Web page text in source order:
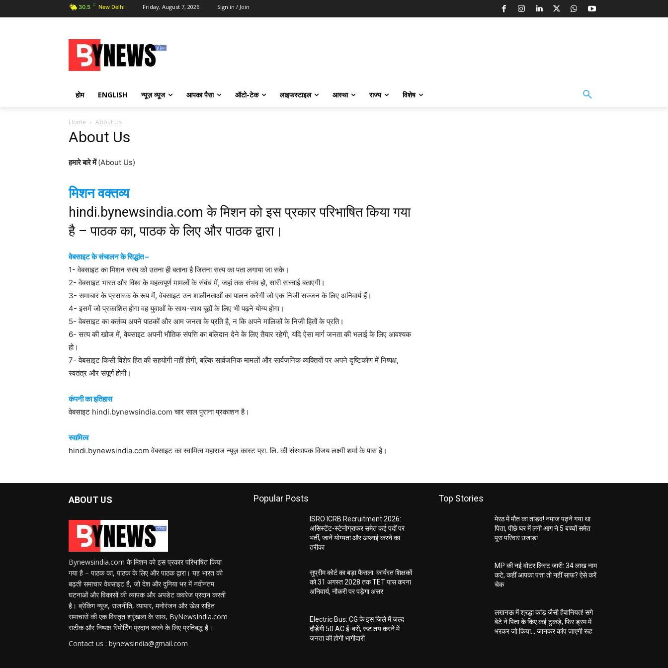
30.5 C New Delhi Friday, August 7, 2026 Sign in / Join
होम ENGLISH न्यूज़ व्यूज आपका पैसा ऑटो-टेक लाइफस्टाइल आस्था राज्य विशेष
Home About Us
About Us
हमारे बारे में(About Us)
मिशन वक्तव्य
hindi.bynewsindia.com के मिशन को इस प्रकार परिभाषित किया गया
है – पाठक का, पाठक के लिए और पाठक द्वारा।
वेबसाइट के संचालन के सिद्धांत –
1- वेबसाइट का मिशन सत्य को उतना ही बताना है जितना सत्य का पता लगाया जा सके।
2- वेबसाइट भारत और विश्व के महत्वपूर्ण मामलों के संबंध में, जहां तक संभव हो, सारी सच्चाई बताएगी।
3- समाचार के प्रसारक के रूप में, वेबसाइट उन शालीनताओं का पालन करेगी जो एक निजी सज्जन के लिए अनिवार्य हैं।
4- इसमें जो प्रकाशित होगा वह युवाओं के साथ-साथ बूढ़ों के लिए भी पढ़ने योग्य होगा।
5- वेबसाइट का कर्तव्य अपने पाठकों और आम जनता के प्रति है, न कि अपने मालिकों के निजी हितों के प्रति।
6- सत्य की खोज में, वेबसाइट अपनी भौतिक संपत्ति का बलिदान देने के लिए तैयार रहेगी, यदि ऐसा मार्ग जनता की भलाई के लिए आवश्यक
हो।
7- वेबसाइट किसी विशेष हित की सहयोगी नहीं होगी, बल्कि सार्वजनिक मामलों और सार्वजनिक व्यक्तियों पर अपने दृष्टिकोण में निष्पक्ष,
स्वतंत्र और संपूर्ण होगी।
कंपनी का इतिहास
वेबसाइट hindi.bynewsindia.com चार साल पुराना प्रकाशन है।
स्वामित्व
hindi.bynewsindia.com वेबसाइट का स्वामित्व महाराज न्यूज़ कास्ट प्रा. लि. की संस्थापक विजय लक्ष्मी शर्मा के पास है।
ABOUT US
Bynewsindia.com के मिशन को इस प्रकार परिभाषित किया
गया है – पाठक का, पाठक के लिए और पाठक द्वारा। यह भारत की
बढ़ती समाचार वेबसाइट है, जो देश और दुनिया भर में नवीनतम
घटनाओं और विकासों की व्यापक और अपडेट कवरेज प्रदान करती
है। ब्रेकिंग न्यूज, राजनीति, व्यापार, मनोरंजन और खेल सहित
समाचारों की एक विस्तृत श्रृंखला के साथ, ByNewsIndia.com
सटीक और निष्पक्ष रिपोर्टिंग प्रदान करने के लिए प्रतिबद्ध है।
Contact us : bynewsindia@gmail.com
Popular Posts
ISRO ICRB Recruitment 2026:
असिस्टेंट-स्टेनोग्राफर समेत कई पदों पर
भर्ती, जानें योग्यता और अप्लाई करने का
तरीका
सुप्रीम कोर्ट का बड़ा फैसला: कार्यरत शिक्षकों
को 31 अगस्त 2028 तक TET पास करना
अनिवार्य, नौकरी पर पड़ेगा असर
Electric Bus: CG के इस जिले में जल्द
दौड़ेंगी 50 AC ई-बसें, रूट तय करने में
जनता की होगी भागीदारी
Top Stories
मेरठ में मौत का तांडव! नमाज पढ़ने गया था
पिता, पीछे घर में लगी आग ने 5 बच्चों समेत
पूरा परिवार उजाड़ा
MP की नई वोटर लिस्ट जारी: 34 लाख नाम
कटे, कहीं आपका पत्ता तो नहीं साफ? ऐसे करें
चेक
लखनऊ में श्रद्धा कांड जैसी हैवानियत! सगे
बेटे ने पिता के किए कई टुकड़े, फिर ड्रम में
भरकर जो किया… जानकर कांप जाएगी रूह